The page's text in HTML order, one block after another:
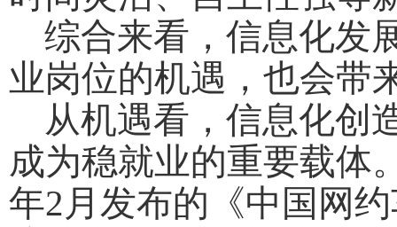
综合来看，信息化发
业岗位的机遇，也会带
从机遇看，信息化创
成为稳就业的重要载体
年2月发布的《中国网